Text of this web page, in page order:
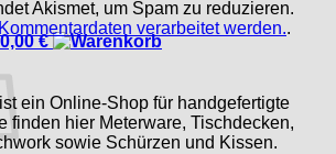
0,00€
Akismet, um Spam zu reduzieren.
verarbeitet werden..
ein Online-Shop für handgefertigte
finden hier Meterware, Tischdecken,
sowie Schürzen und Kissen.